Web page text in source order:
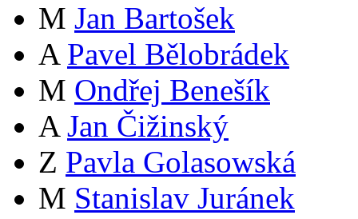
M Jan Bartošek
A Pavel Bělobrádek
M Ondřej Benešík
A Jan Čižinský
Z Pavla Golasowská
M Stanislav Juránek